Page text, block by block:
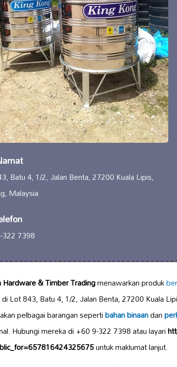
Batu 4, 1/2, Jalan Benta, 27200 Kuala Lipis,
Malaysia
7398
& Timber Tradingmenawarkan produk
di Lot 843, Batu 4, 1/2, Jalan Benta, 27200 Kuala
pelbagai barangan sepertibahan binaandan
Hubungi mereka di +60 9-322 7398 atau layari
untuk maklumat lanjut.